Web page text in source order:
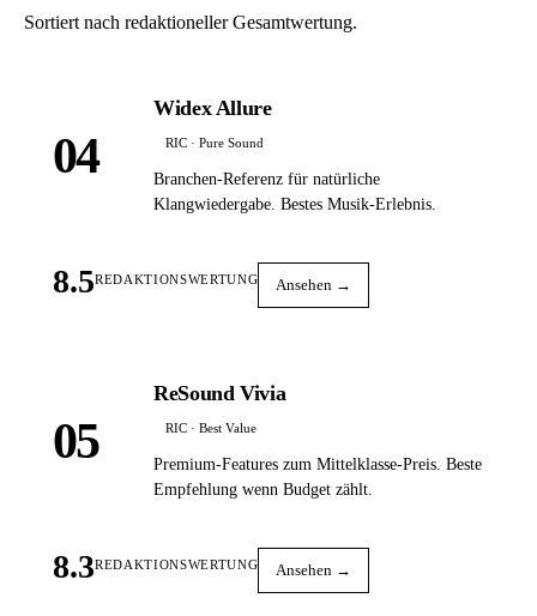
Sortiert nach redaktioneller Gesamtwertung.
04
Widex Allure
RIC · Pure Sound
Branchen-Referenz für natürliche
Klangwiedergabe. Bestes Musik-Erlebnis.
8.5REDAKTIONSWERTUNG Ansehen →
05
ReSound Vivia
RIC · Best Value
Premium-Features zum Mittelklasse-Preis. Beste
Empfehlung wenn Budget zählt.
8.3REDAKTIONSWERTUNG Ansehen →